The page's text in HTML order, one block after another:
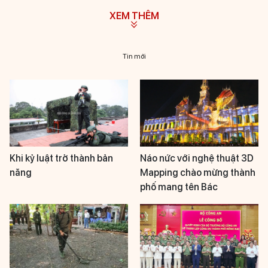
XEM THÊM
Tin mới
Khi kỷ luật trở thành bản
năng
Náo nức với nghệ thuật 3D
Mapping chào mừng thành
phố mang tên Bác